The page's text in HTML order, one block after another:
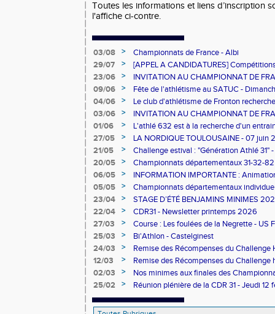
Toutes les informations et liens d’inscription
l'affiche ci-contre.
03/08 >
Championnats de France - Albi
29/07
>
[APPEL A CANDIDATURES]
23/06
>
INVITATION AU CHAMPIONNAT DE
CDA31
09/06 >
Fête de l'athlétisme au SATUC -
04/06
>
Le club d'athlétisme de Fronton
03/06
>
INVITATION AU CHAMPIONNAT DE
CDA31
01/06 >
L'athlé 632 est à la recherche d'un
27/05
>
LA NORDIQUE TOULOUSAINE - 07 juin
21/05
>
Challenge estival : "Génération Athlé 31"
20/05
>
Championnats départementaux 31-32-
le 31 mai 2026 à Muret
06/05 >
INFORMATION IMPORTANTE :
9 mai
05/05 >
Championnats départementaux
23/04
>
STAGE D’ÉTÉ BENJAMINS MINIMES
22/04
>
CDR31 - Newsletter printemps 2026
27/03
>
Course : Les foulées de la Negrette - US
25/03
>
Bi'Athlon - Castelginest
24/03
>
Remise des Récompenses du
🏆
12/03 >
Remise des Récompenses du
02/03
>
Nos minimes aux finales des
Country !
25/02 > Réunion plénière de la CDR 31 - Jeudi 12